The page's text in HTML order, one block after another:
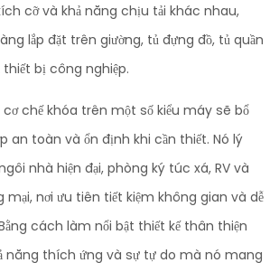
cỡ và khả năng chịu tải khác nhau,
lắp đặt trên giường, tủ đựng đồ, tủ quần
bị công nghiệp.
chế khóa trên một số kiểu máy sẽ bổ
an toàn và ổn định khi cần thiết. Nó lý
nhà hiện đại, phòng ký túc xá, RV và
nơi ưu tiên tiết kiệm không gian và dễ
cách làm nổi bật thiết kế thân thiện
năng thích ứng và sự tự do mà nó mang